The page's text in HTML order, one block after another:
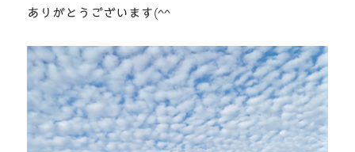
ありがとうございます(^^